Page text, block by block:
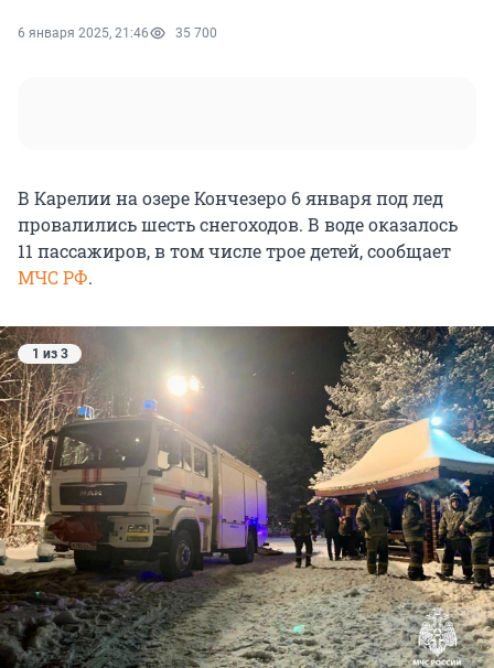
6 января 2025, 21:46 35 700
В Карелии на озере Кончезеро 6 января под лед
провалились шесть снегоходов. В воде оказалось
11 пассажиров, в том числе трое детей, сообщает
МЧС РФ.
1 из 3